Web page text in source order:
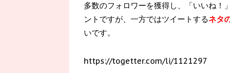
多数のフォロワーを獲得し、「いいね！
ントですが、一方ではツイートするネタ
いです。
https://togetter.com/li/1121297